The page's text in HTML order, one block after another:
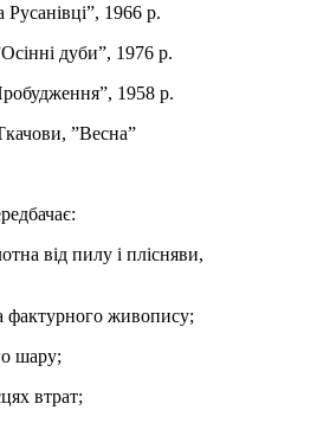
1966 р.
дуби”, 1976 р.
1958 р.
”Весна”
від пилу і плісняви,
фактурного живопису;
шару;
втрат;